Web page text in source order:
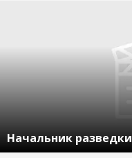
Начальник разведки